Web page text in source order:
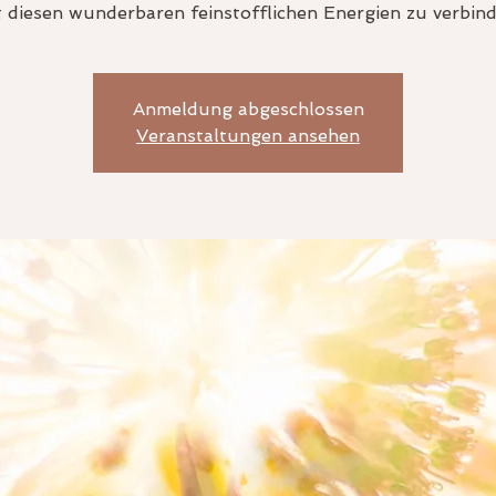
diesen wunderbaren feinstofflichen Energien zu
Anmeldung abgeschlossen
Veranstaltungen ansehen